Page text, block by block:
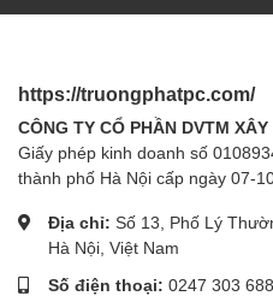
https://truongphatpc.com/
CÔNG TY CỔ PHẦN DVTM
Giấy phép kinh doanh số
thành phố Hà Nội cấp ngày 07-
Địa chỉ: Số 13, Phố Lý
Hà Nội, Việt Nam
Số điện thoại: 0247 303